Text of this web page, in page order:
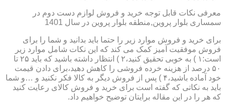
معرفی نکات قابل توجه خرید و فروش لوازم دست دوم در
سمساری بلوار پروین,منطقه بلوار پروین در سال 1401
برای خرید و فروش موارد زیر را حتما باید بدانید و شما را برای
فروش موفقیت آمیز کمک می کند که این نکات شامل موارد زیر
است:۱ ) به خوبی تحقیق کنید،۲ ) انتظار داشته باشید که باید ۲۵ تا
۵۰ درصد از هزینه خرده فروشی را کاهش دهید،برای دادن قیمت
خود آماده باشید،۴ ) پس از فروش دیگر به کالا فکر نکنید و …و شما
باید به نکاتی که گفته است برای خرید و فروش کالای رعایت کنید
که هر را در این مقاله برایتان توضیح خواهیم داد.